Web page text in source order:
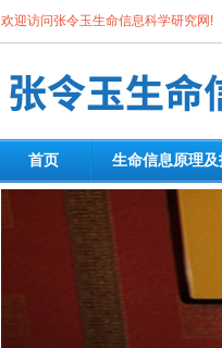
欢迎访问张令玉生命信息科学研究网!
首页 生命信息原理及